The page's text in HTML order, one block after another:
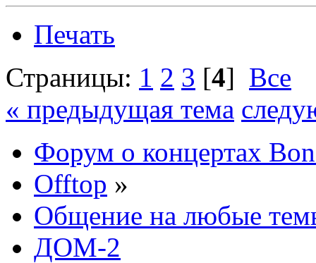
Печать
Страницы: 1 2 3 [4] Все
« предыдущая тема
Форум о концертах
Offtop »
Общение на любые
ДОМ-2